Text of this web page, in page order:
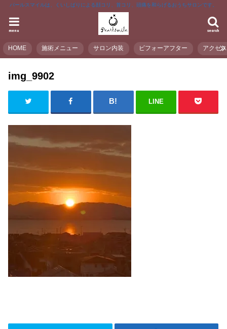
パールスマイルは、くいしばりによる顔コリ、首コリ、頭痛を和らげるおうちサロンです。
search
menu
HOME 施術メニュー サロン内装 ビフォーアフター アクセス
img_9902
LINE